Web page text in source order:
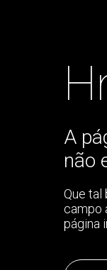
A
não
Que tal
campo
página